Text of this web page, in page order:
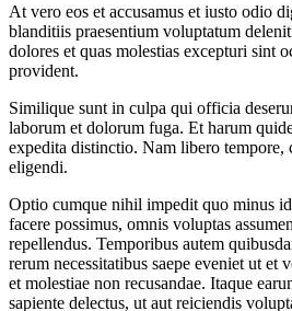
At vero eos et accusamus et iusto odio
blanditiis praesentium voluptatum
dolores et quas molestias excepturi sint
provident.
Similique sunt in culpa qui officia
laborum et dolorum fuga. Et harum
expedita distinctio. Nam libero tempore,
eligendi.
Optio cumque nihil impedit quo minus
facere possimus, omnis voluptas
repellendus. Temporibus autem
rerum necessitatibus saepe eveniet ut et
et molestiae non recusandae. Itaque
sapiente delectus, ut aut reiciendis